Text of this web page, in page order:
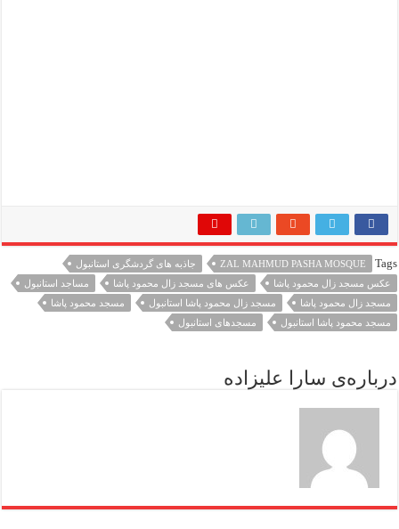
Tags
ZAL MAHMUD PASHA MOSQUE
جاذبه های گردشگری استانبول
عکس مسجد زال محمود پاشا
عکس های مسجد زال محمود پاشا
مساجد استانبول
مسجد زال محمود پاشا
مسجد زال محمود پاشا استانبول
مسجد محمود پاشا
مسجد محمود پاشا استانبول
مسجدهای استانبول
درباره‌ی سارا علیزاده